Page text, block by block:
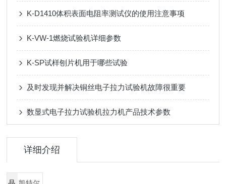
K-D1410体积表面电阻率测试仪的使用注意事项
K-VW-1燃烧试验机详细参数
K-SP试样刨片机用于哪些试验
及时发现并解决铜丝电子拉力试验机故障很重要
数显式电子拉力试验机拉力机产品技术参数
详细介绍